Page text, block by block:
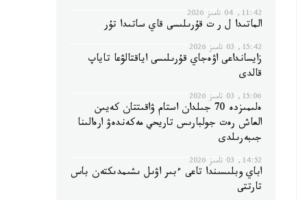
11:42, 04 تامىز 2026
الماتىدا ل ر ت قۇرىلىسى قاي ساتىدا تۇر
15:42, 03 تامىز 2026
زايسانداعى اۋەجاي قۇرىلىسى اياقتالۋعا تاياپ
قالدى
15:06, 03 تامىز 2026
ەلىمىزدە 70 جىلدان استام ۋاقىتتان كەيىن
العاش رەت جولبارىس تاريحي مەكەندەۋ ارەالىنا
جىبەرىلدى
14:52, 03 تامىز 2026
اباي وبلىسىندا تاعى ءبىر اۋىل ىشىمدىكتەن باس
تارتتى